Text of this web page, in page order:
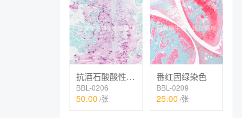
抗酒石酸酸性磷酸酶染色（TRAP）
BBL-0206
50.00 /张
番红固绿染色
BBL-0209
25.00 /张